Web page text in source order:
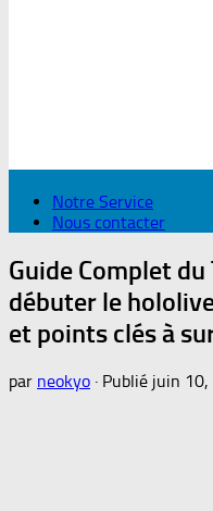
Notre Service
Nous contacter
Guide Complet
débuter le hololive
et points clés à
par neokyo · Publié juin